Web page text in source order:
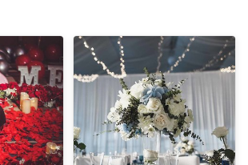
一次神秘的旅行。一些旅行社有提供这
是保密未知的，直到你们登上飞机或者